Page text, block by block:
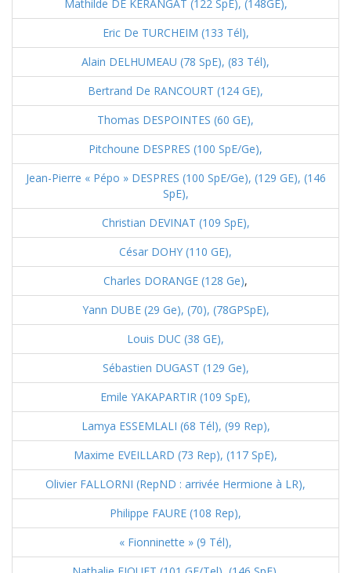
Mathilde DE KERANGAT (122 SpE), (148GE),
Eric De TURCHEIM (133 Tél),
Alain DELHUMEAU (78 SpE), (83 Tél),
Bertrand De RANCOURT (124 GE),
Thomas DESPOINTES (60 GE),
Pitchoune DESPRES (100 SpE/Ge),
Jean-Pierre « Pépo » DESPRES (100 SpE/Ge), (129 GE), (146
SpE),
Christian DEVINAT (109 SpE),
César DOHY (110 GE),
Charles DORANGE (128 Ge),
Yann DUBE (29 Ge), (70), (78GPSpE),
Louis DUC (38 GE),
Sébastien DUGAST (129 Ge),
Emile YAKAPARTIR (109 SpE),
Lamya ESSEMLALI (68 Tél), (99 Rep),
Maxime EVEILLARD (73 Rep), (117 SpE),
Olivier FALLORNI (RepND : arrivée Hermione à LR),
Philippe FAURE (108 Rep),
« Fionninette » (9 Tél),